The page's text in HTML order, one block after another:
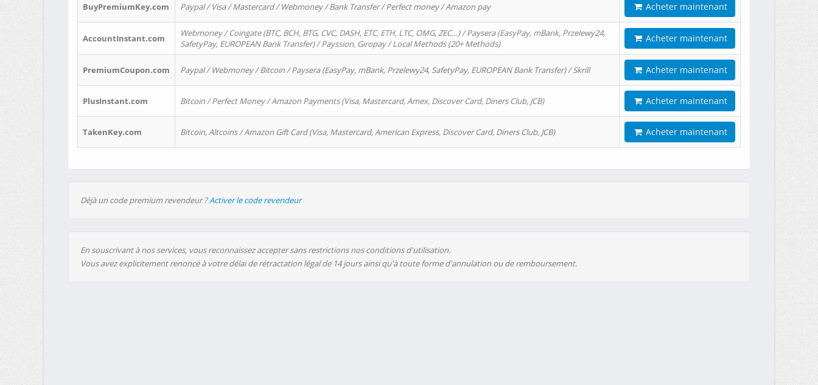
BuyPremiumKey.com Paypal / Visa / Mastercard / Webmoney / Bank Transfer / Perfect money / Amazon pay Acheter maintenant
AccountInstant.com
Webmoney / Coingate (BTC, BCH, BTG, CVC, DASH, ETC, ETH, LTC, OMG, ZEC…) / Paysera (EasyPay, mBank, Przelewy24,
SafetyPay, EUROPEAN Bank Transfer) / Payssion, Giropay / Local Methods (20+ Methods)
Acheter maintenant
PremiumCoupon.com Paypal / Webmoney / Bitcoin / Paysera (EasyPay, mBank, Przelewy24, SafetyPay, EUROPEAN Bank Transfer) / Skrill Acheter maintenant
PlusInstant.com Bitcoin / Perfect Money / Amazon Payments (Visa, Mastercard, Amex, Discover Card, Diners Club, JCB) Acheter maintenant
TakenKey.com Bitcoin, Altcoins / Amazon Gift Card (Visa, Mastercard, American Express, Discover Card, Diners Club, JCB) Acheter maintenant
Déjà un code premium revendeur ?Activer le code revendeur
En souscrivant à nos services, vous reconnaissez accepter sans restrictions nos conditions d'utilisation.
Vous avez explicitement renoncé à votre délai de rétractation légal de 14 jours ainsi qu'à toute forme d'annulation ou de remboursement.